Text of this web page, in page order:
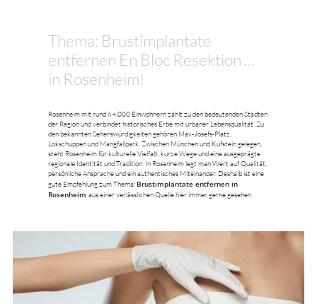
Thema: Brustimplantate
entfernen En Bloc Resektion ...
in Rosenheim!
Rosenheim mit rund 64.000 Einwohnern zählt zu den bedeutenden Städten
der Region und verbindet historisches Erbe mit urbaner Lebensqualität. Zu
den bekannten Sehenswürdigkeiten gehören Max-Josefs-Platz,
Lokschuppen und Mangfallpark. Zwischen München und Kufstein gelegen,
steht Rosenheim für kulturelle Vielfalt, kurze Wege und eine ausgeprägte
regionale Identität und Tradition. In Rosenheim legt man Wert auf Qualität,
persönliche Ansprache und ein authentisches Miteinander. Deshalb ist eine
gute Empfehlung zum Thema: Brustimplantate entfernen in
Rosenheim aus einer verlässlichen Quelle hier immer gerne gesehen.